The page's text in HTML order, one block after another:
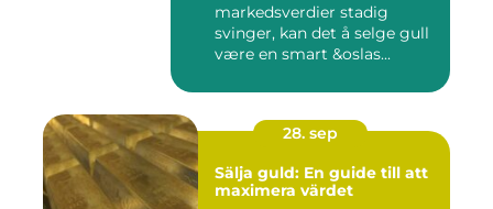
markedsverdier stadig
svinger, kan det å selge gull
være en smart &oslas...
28. sep
Sälja guld: En guide till att
maximera värdet